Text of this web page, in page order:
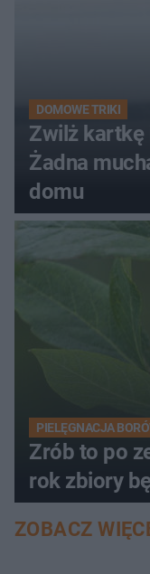
DOMOWE TRIKI
Zwilż kartkę
Żadna
domu
PIELĘGNACJA
Zrób to po
rok zbiory
ZOBACZ